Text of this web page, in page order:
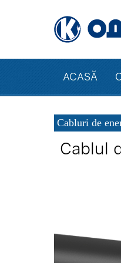
ACASĂ
Cabluri de
Cablul